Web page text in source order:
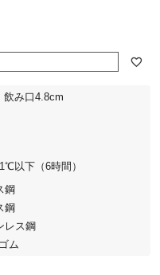
飲み口4.8cm
以下（6時間）
鋼
鋼
レス鋼
ム